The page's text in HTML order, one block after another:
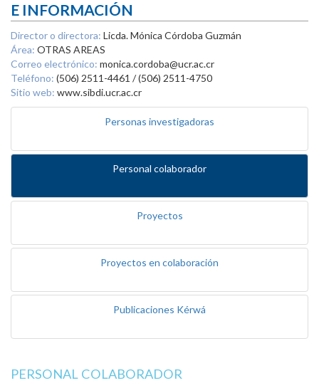
E INFORMACIÓN
Director o directora: Licda. Mónica Córdoba Guzmán
Área: OTRAS AREAS
Correo electrónico: monica.cordoba@ucr.ac.cr
Teléfono: (506) 2511-4461 / (506) 2511-4750
Sitio web: www.sibdi.ucr.ac.cr
Personas investigadoras
Personal colaborador
Proyectos
Proyectos en colaboración
Publicaciones Kérwá
PERSONAL COLABORADOR